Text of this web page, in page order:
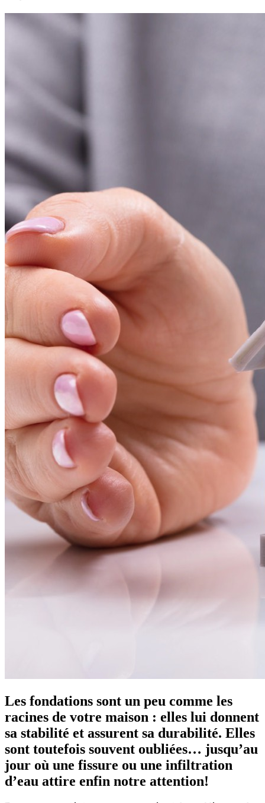
Les fondations sont un peu comme les
racines de votre maison : elles lui donnent
sa stabilité et assurent sa durabilité. Elles
sont toutefois souvent oubliées… jusqu’au
jour où une fissure ou une infiltration
d’eau attire enfin notre attention!